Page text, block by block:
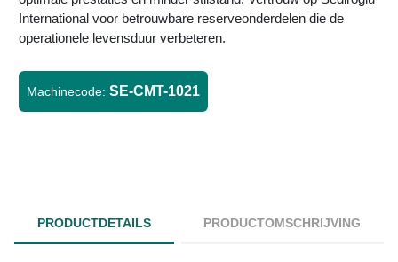
International voor betrouwbare reserveonderdelen die de
operationele levensduur verbeteren.
Machinecode: SE-CMT-1021
PRODUCTDETAILS PRODUCTOMSCHRIJVING